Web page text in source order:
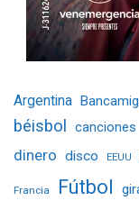
Argentina
béisbol canciones
dinero disco EEUU
Francia Fútbol